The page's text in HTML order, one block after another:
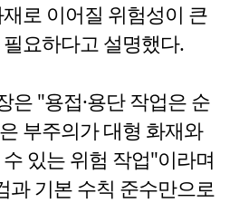
로 이어질 위험성이 큰
요하다고 설명했다.
은 "용접·용단 작업은 순
부주의가 대형 화재와
있는 위험 작업"이라며
과 기본 수칙 준수만으로